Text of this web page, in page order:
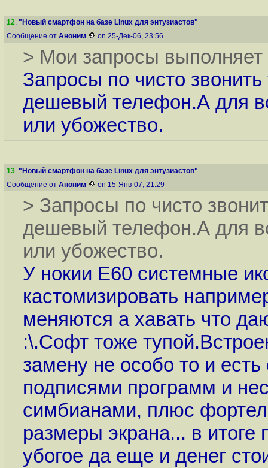
12. "Новый смартфон на базе Linux для энтузиастов"
Сообщение от Аноним on 25-Дек-06, 23:56
> Мои запросы выполняет
Запросы по чисто
дешевый телефон.А для
или убожество.
13. "Новый смартфон на базе Linux для энтузиастов"
Сообщение от Аноним on 15-Янв-07, 21:29
> Запросы по чисто
дешевый телефон.А для
или убожество.
У нокии Е60 системные
кастомизировать
меняются а хавать что
:\.Софт тоже
замену не особо то и
подписями программ и
симбианами, плюс
размеры экрана... в итоге
убогое да еще и денег